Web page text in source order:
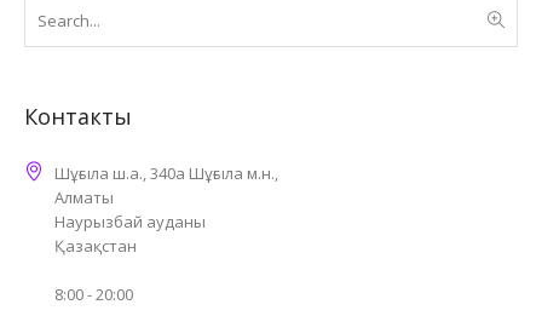
Контакты
Шұғыла ш.а., 340а Шұғыла м.н.,
Алматы
Наурызбай ауданы
Қазақстан
8:00 - 20:00